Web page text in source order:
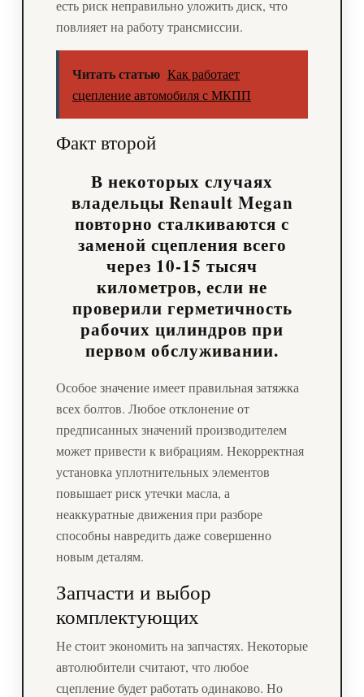
есть риск неправильно уложить диск, что
повлияет на работу трансмиссии.
Читать статью Как работает
сцепление автомобиля с МКПП
Факт второй
В некоторых случаях
владельцы Renault Megan
повторно сталкиваются с
заменой сцепления всего
через 10-15 тысяч
километров, если не
проверили герметичность
рабочих цилиндров при
первом обслуживании.
Особое значение имеет правильная затяжка
всех болтов. Любое отклонение от
предписанных значений производителем
может привести к вибрациям. Некорректная
установка уплотнительных элементов
повышает риск утечки масла, а
неаккуратные движения при разборе
способны навредить даже совершенно
новым деталям.
Запчасти и выбор
комплектующих
Не стоит экономить на запчастях. Некоторые
автолюбители считают, что любое
сцепление будет работать одинаково. Но